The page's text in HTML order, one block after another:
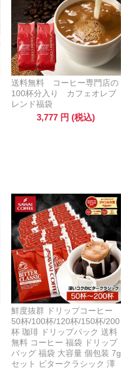
送料無料 コーヒー専門店の
100杯分入り カフェオレブ
レンド福袋
3,777 円 (税込)
鮮度抜群 ドリップコーヒー
50杯/100杯/120杯/150杯/200
杯 珈琲 ドリップパック 送料
無料 コーヒー 福袋 ドリップ
バッグ 福袋 大容量 個包装 7g
セット ビタークラシック 澤